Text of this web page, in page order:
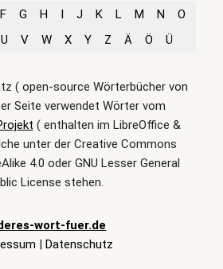
F G H I J K L M N
O
U V W X Y Z Ä Ö Ü
( open-source Wörterbücher von
Seite verwendet Wörter vom
( enthalten im LibreOffice &
unter der Creative Commons
4.0 oder GNU Lesser General
License stehen.
wort-fuer.de
| Datenschutz